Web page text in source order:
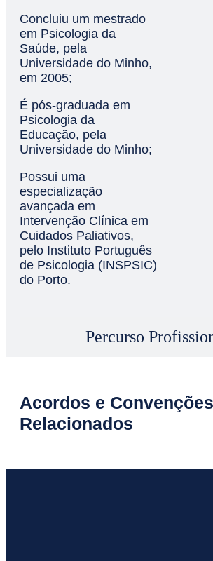
Percurso
Concluiu um mestrado
em Psicologia da
Saúde, pela
Universidade do Minho,
em 2005;
É pós-graduada em
Psicologia da
Educação, pela
Universidade do Minho;
Possui uma
especialização
avançada em
Intervenção Clínica em
Cuidados Paliativos,
pelo Instituto Português
de Psicologia (INSPSIC)
do Porto.
Acordos e Convenções
Relacionados